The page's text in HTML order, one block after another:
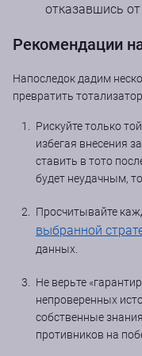
отказавшись
Рекомендации
Напоследок дадим
превратить
Рискуйте только
избегая внесения
ставить в тото
будет неудачным,
Просчитывайте
выбранной
данных.
Не верьте
непроверенных
собственные
противников на